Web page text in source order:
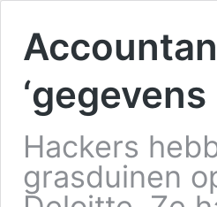
Hackers
grasduinen